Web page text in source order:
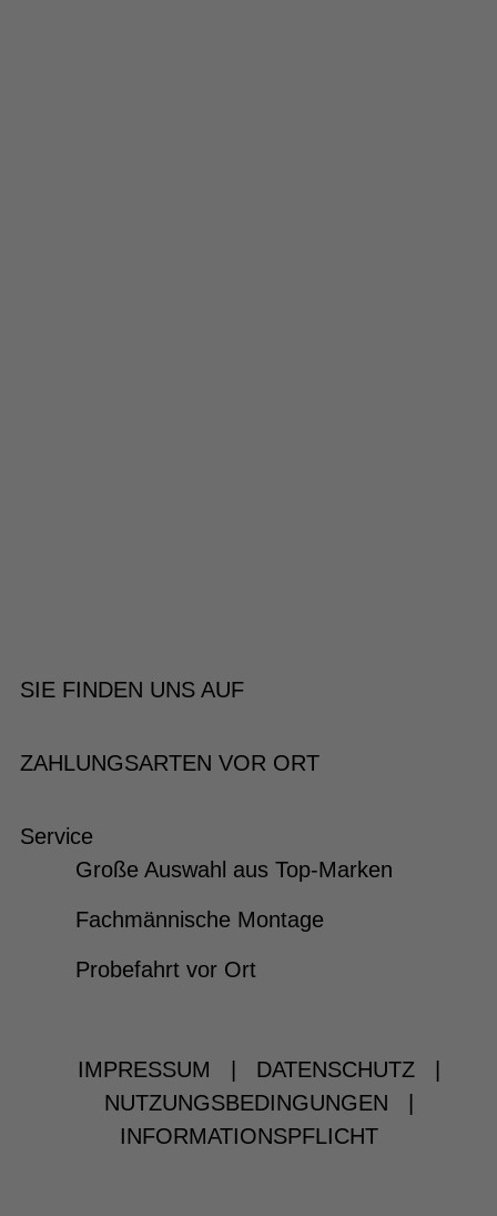
SIE FINDEN UNS AUF
ZAHLUNGSARTEN VOR ORT
Service
Große Auswahl aus Top-Marken
Fachmännische Montage
Probefahrt vor Ort
IMPRESSUM DATENSCHUTZ
NUTZUNGSBEDINGUNGEN
INFORMATIONSPFLICHT